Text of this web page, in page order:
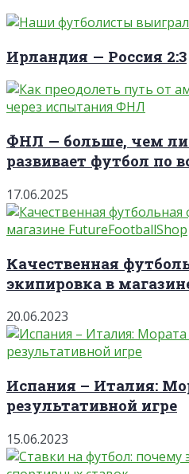
Ирландия — Россия 2:3
ФНЛ — больше, чем
развивает футбол по
17.06.2025
Качественная
экипировка в
20.06.2023
Испания – Италия:
результативной игре
15.06.2023